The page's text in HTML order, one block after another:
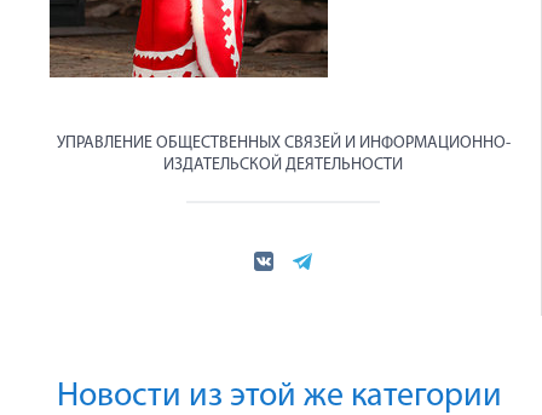
УПРАВЛЕНИЕ ОБЩЕСТВЕННЫХ СВЯЗЕЙ И ИНФОРМАЦИОННО-
ИЗДАТЕЛЬСКОЙ ДЕЯТЕЛЬНОСТИ
Новости из этой же категории